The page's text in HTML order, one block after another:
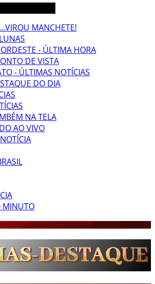
MANCHETE!
- ÚLTIMA HORA
DE VISTA
- ÚLTIMAS NOTÍCIAS
DO DIA
NA TELA
AO VIVO
MINUTO